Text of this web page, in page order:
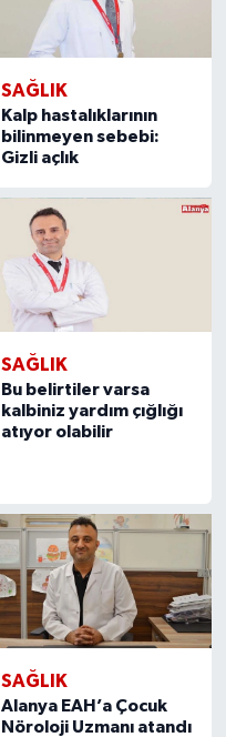
SAĞLIK
Kalp hastalıklarının
bilinmeyen sebebi:
Gizli açlık
SAĞLIK
Bu belirtiler varsa
kalbiniz yardım çığlığı
atıyor olabilir
SAĞLIK
Alanya EAH’a Çocuk
Nöroloji Uzmanı atandı